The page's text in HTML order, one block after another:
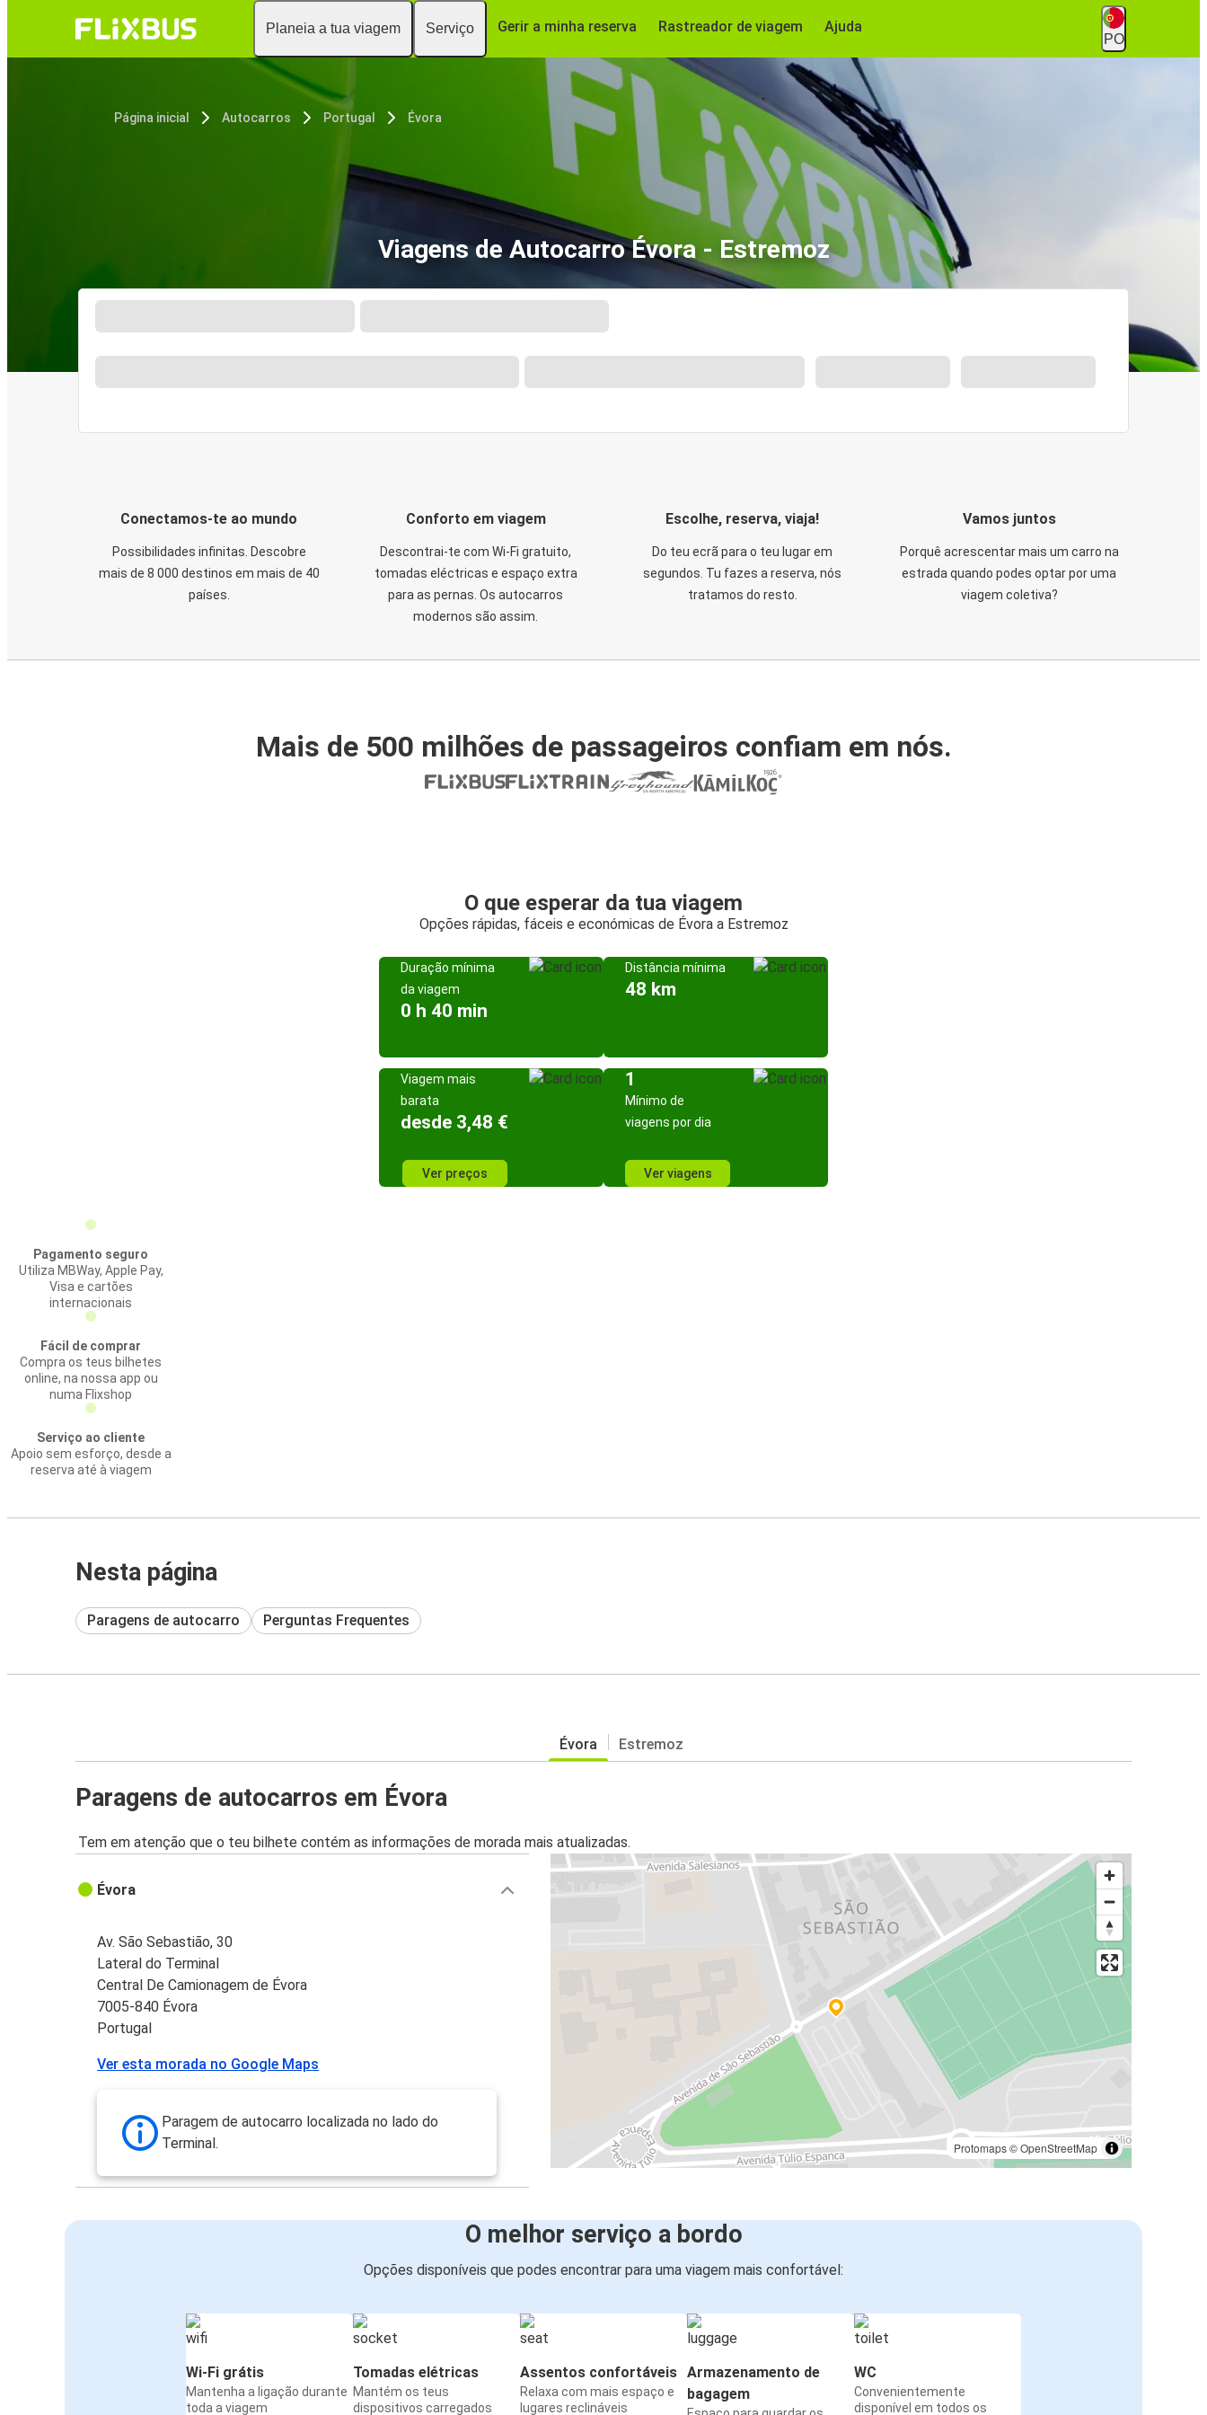
Planeia a tua viagem Serviço Gerir a minha reserva Rastreador de viagem Ajuda
PO
Página inicial Autocarros Portugal Évora
Viagens de Autocarro Évora - Estremoz
Conectamos-te ao mundo
Possibilidades infinitas. Descobre
mais de 8 000 destinos em mais de 40
países.
Conforto em viagem
Descontrai-te com Wi-Fi gratuito,
tomadas eléctricas e espaço extra
para as pernas. Os autocarros
modernos são assim.
Escolhe, reserva, viaja!
Do teu ecrã para o teu lugar em
segundos. Tu fazes a reserva, nós
tratamos do resto.
Vamos juntos
Porquê acrescentar mais um carro na
estrada quando podes optar por uma
viagem coletiva?
Mais de 500 milhões de passageiros confiam em nós.
O que esperar da tua viagem
Opções rápidas, fáceis e económicas de Évora a Estremoz
Duração mínima
da viagem
0 h 40 min
Distância mínima
48 km
Viagem mais
barata
desde 3,48 €
Ver preços
1
Mínimo de
viagens por dia
Ver viagens
Pagamento seguro
Utiliza MBWay, Apple Pay,
Visa e cartões
internacionais
Fácil de comprar
Compra os teus bilhetes
online, na nossa app ou
numa Flixshop
Serviço ao cliente
Apoio sem esforço, desde a
reserva até à viagem
Nesta página
Paragens de autocarro Perguntas Frequentes
Évora Estremoz
Paragens de autocarros em Évora
Tem em atenção que o teu bilhete contém as informações de morada mais atualizadas.
Protomaps©OpenStreetMap
Évora
Av. São Sebastião, 30
Lateral do Terminal
Central De Camionagem de Évora
7005-840 Évora
Portugal
Ver esta morada no Google Maps
Paragem de autocarro localizada no lado do
Terminal.
O melhor serviço a bordo
Opções disponíveis que podes encontrar para uma viagem mais confortável:
Wi-Fi grátis
Mantenha a ligação durante
toda a viagem
Tomadas elétricas
Mantém os teus
dispositivos carregados
Assentos confortáveis
Relaxa com mais espaço e
lugares reclináveis
Armazenamento de
bagagem
WC
Convenientemente
disponível em todos os